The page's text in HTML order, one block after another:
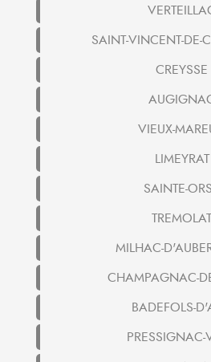
SAINT-VINCENT-DE-
CREYSSE
VIEUX-
LIMEYRAT
SAINTE-
TREMOLAT
MILHAC-
CHAMPAGNAC-
BADEFOLS-
PRESSIGNAC-